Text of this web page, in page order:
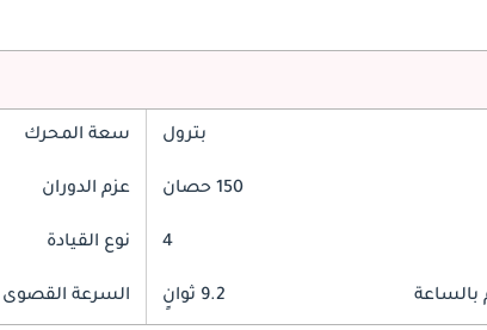
بترول سعة المحرك
150 حصان عزم الدوران
4 نوع القيادة
9.2 ثوانٍ السرعة القصوى